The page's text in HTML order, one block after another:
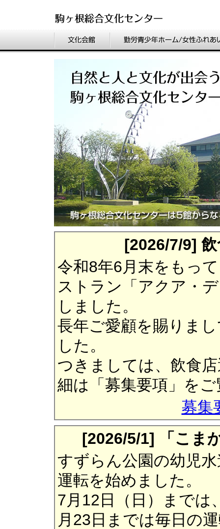
[2026/7/9]
令和8年6月末をもっ
ストラン「アクア・
しました。
長年ご愛顧を賜りま
した。
つきましては、飲食
細は「募集要項」を
募集
[2026/5/1] 「こま
すずらん公園の幼児
運転を始めました。
7月12日（日）までは
月23日までは毎日の